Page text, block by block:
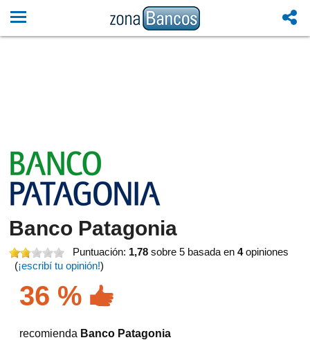
Banco Patagonia
Puntuación: 1,78 sobre 5 basada en4opiniones
(¡escribí tu opinión!)
36 %
recomienda Banco Patagonia